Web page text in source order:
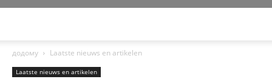
додому Laatste nieuws en artikelen
Laatste nieuws en artikelen